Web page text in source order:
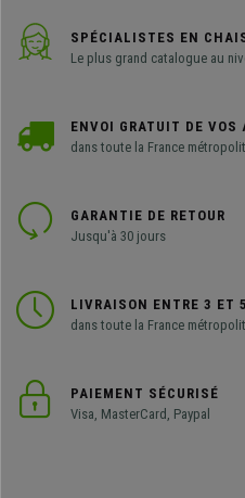
SPÉCIALISTES EN
Le plus grand catalogue au
ENVOI GRATUIT DE VOS
dans toute la France
GARANTIE DE RETOUR
Jusqu'à 30 jours
LIVRAISON ENTRE 3 ET
dans toute la France
PAIEMENT SÉCURISÉ
Visa, MasterCard, Paypal